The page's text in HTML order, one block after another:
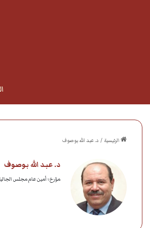
الرئيسية / د. عبد الله بوصوف
د. عبد الله بوصوف
مؤرخ؛ أمين عام مجلس